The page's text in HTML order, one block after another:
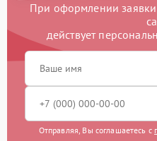
При оформлении
действует
Отправляя, Вы соглашаетесь с